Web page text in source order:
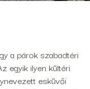
a párok szabadtéri
egyik ilyen kültéri
esküvői